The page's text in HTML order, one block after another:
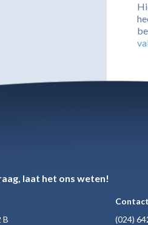
laat het ons weten!
B
(024)